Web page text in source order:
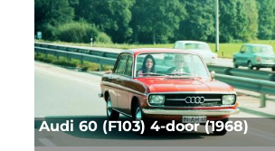
Audi 60 (F103) 4-door (1968)